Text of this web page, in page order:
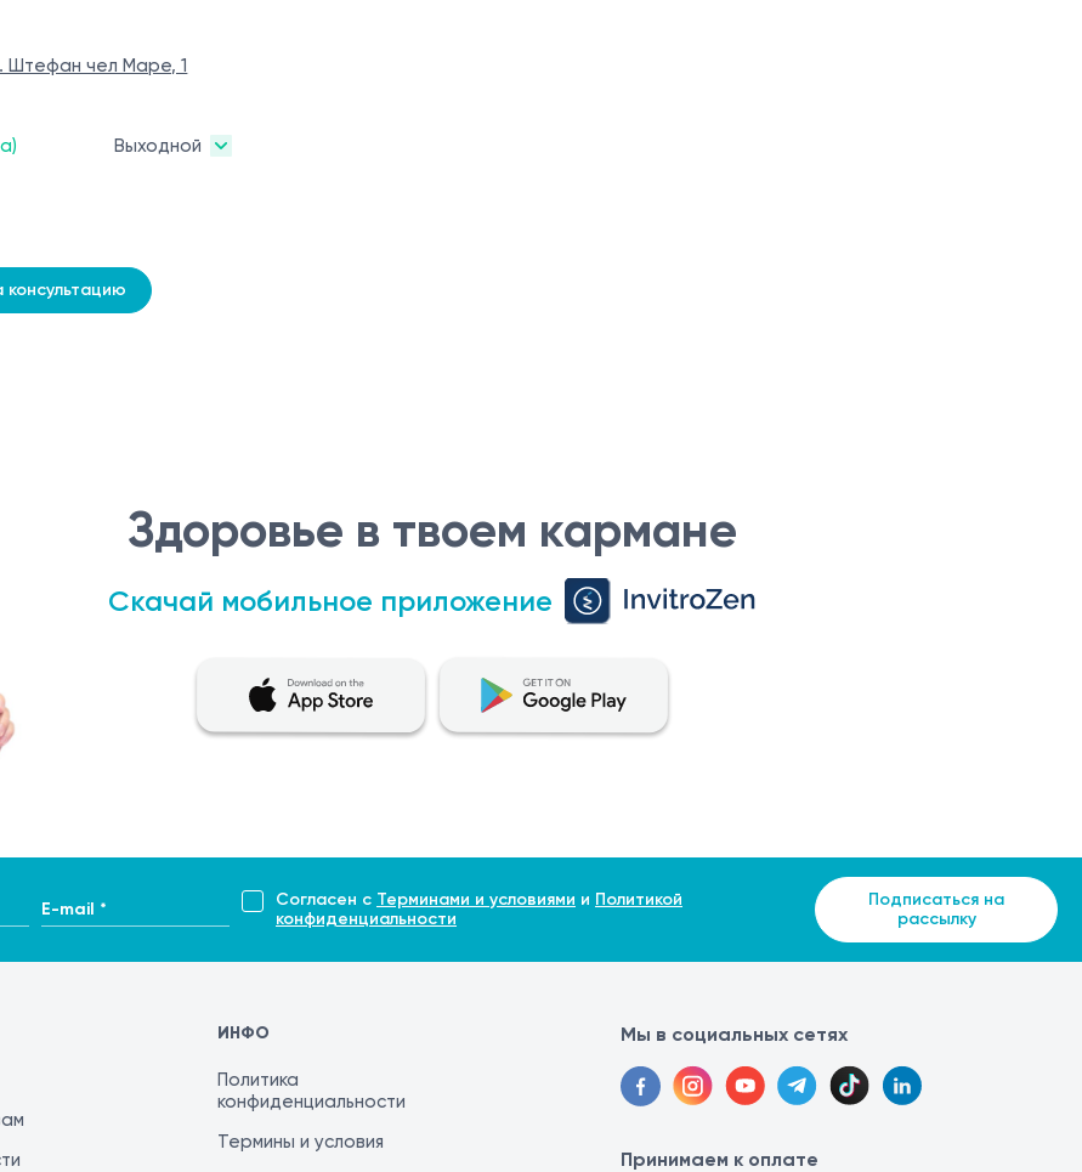
Штефан чел Маре, 1
Выходной
консультацию
Здоровье в твоем кармане
Скачай мобильное приложение
E-mail * Согласен с Терминами и условиями и Политикой
конфиденциальности
Подписаться на
рассылку
ИНФО
Политика
конфиденциальности
Термины и условия
Мы в социальных сетях
Принимаем к оплате